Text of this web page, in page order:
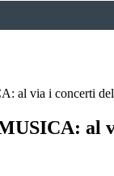
al via i concerti
al